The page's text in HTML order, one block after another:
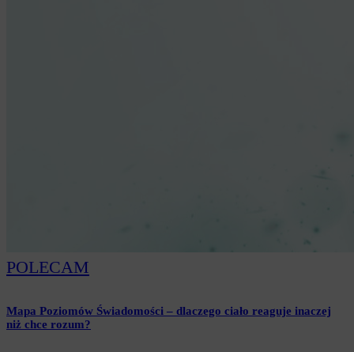
POLECAM
Mapa Poziomów Świadomości – dlaczego ciało reaguje inaczej
niż chce rozum?